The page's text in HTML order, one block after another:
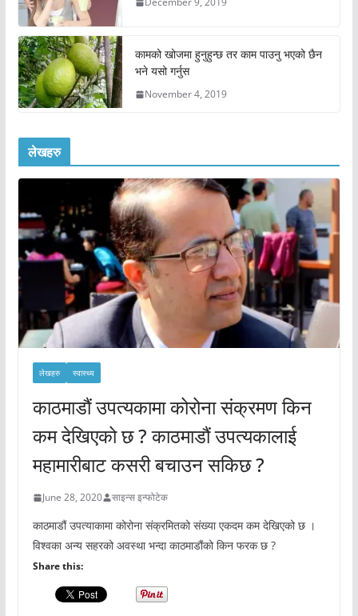
कामको खोजमा हुनुहुन्छ तर काम पाउनु भएको छैन
भने यसो गर्नुस
November 4, 2019
लेखहरु
लेखहरु स्वास्थ्य
काठमाडौं उपत्यकामा कोरोना संक्रमण किन
कम देखिएको छ ? काठमाडौं उपत्यकालाई
महामारीबाट कसरी बचाउन सकिछ ?
June 28, 2020 साइन्स इन्फोटेक
काठमाडौं उपत्याकामा कोरोना संक्रमितको संख्या एकदम कम देखिएको छ ।
विश्वका अन्य सहरको अवस्था भन्दा काठमाडौंको किन फरक छ ?
Share this: